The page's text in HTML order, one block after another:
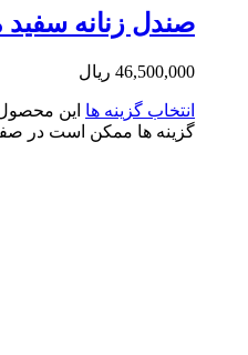
زنانه سفید مدل
ریال
گزینه ها این محصول دارای
ها ممکن است در صفحه